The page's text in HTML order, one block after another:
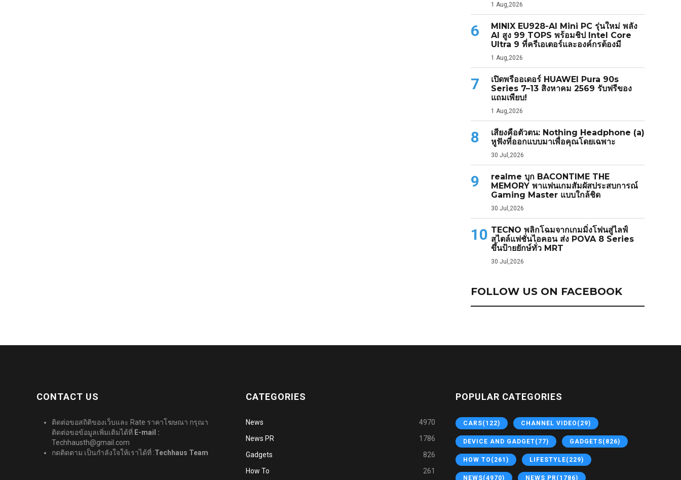
1 Aug,2026
6
MINIX EU928-AI Mini PC รุ่นใหม่ พลัง
AI สูง 99 TOPS พร้อมชิป Intel Core
Ultra 9 ที่ครีเอเตอร์และองค์กรต้องมี
1 Aug,2026
7
เปิดพรีออเดอร์ HUAWEI Pura 90s
Series 7–13 สิงหาคม 2569 รับฟรีของ
แถมเพียบ!
1 Aug,2026
8
เสียงคือตัวตน: Nothing Headphone (a)
หูฟังที่ออกแบบมาเพื่อคุณโดยเฉพาะ
30 Jul,2026
9
realme บุก BACONTIME THE
MEMORY พาแฟนเกมสัมผัสประสบการณ์
Gaming Master แบบใกล้ชิด
30 Jul,2026
10 TECNO พลิกโฉมจากเกมมิ่งโฟนสู่ไลฟ์
สไตล์แฟชั่นไอคอน ส่ง POVA 8 Series
ขึ้นป้ายยักษ์ทั่ว MRT
30 Jul,2026
FOLLOW US ON FACEBOOK
CONTACT US
ติดต่อขอสถิติของเว็บและ Rate ราคาโฆษณา กรุณา
ติดต่อขอข้อมูลเพิ่มเติมได้ที่ E-mail :
Techhausth@gmail.com
กดติดตาม เป็นกำลังใจให้เราได้ที่ :Techhaus Team
CATEGORIES
News
4970
News PR
1786
Gadgets
826
How To
261
POPULAR CATEGORIES
CARS(122) CHANNEL VIDEO (29)
DEVICE AND GADGET(77) GADGETS(826)
HOW TO (261) LIFESTYLE(229)
NEWS(4970) NEWS PR(1786)